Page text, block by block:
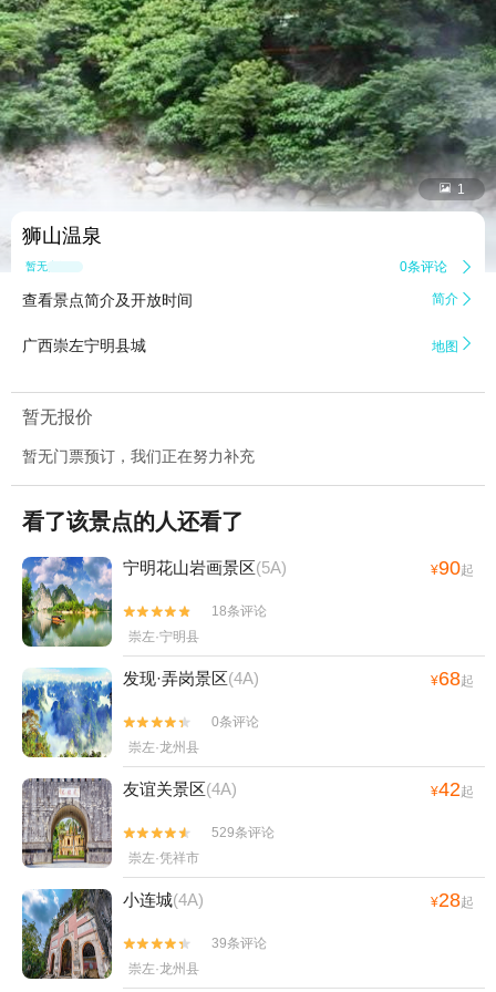
 1
狮山温泉
暂无点评 0条评论 
查看景点简介及开放时间 简介 
广西崇左宁明县城 地图 
暂无报价
暂无门票预订，我们正在努力补充
看了该景点的人还看了
宁明花山岩画景区(5A) ¥90起


18条评论
崇左·宁明县
发现·弄岗景区(4A) ¥68起


0条评论
崇左·龙州县
友谊关景区(4A) ¥42起


529条评论
崇左·凭祥市
小连城(4A) ¥28起


39条评论
崇左·龙州县
